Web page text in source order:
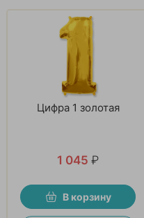
Цифра 1 золотая
1 045 ₽
В корзину